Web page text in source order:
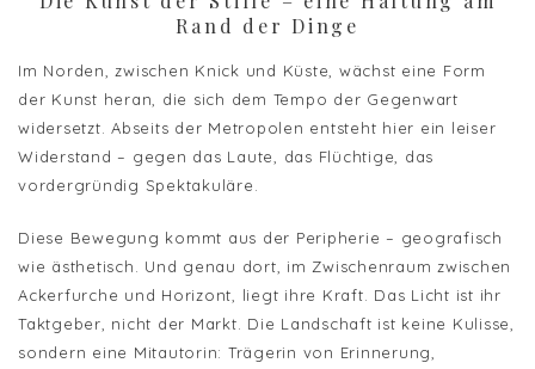
Rand der Dinge
Im Norden, zwischen Knick und Küste, wächst eine Form
der Kunst heran, die sich dem Tempo der Gegenwart
widersetzt. Abseits der Metropolen entsteht hier ein leiser
Widerstand – gegen das Laute, das Flüchtige, das
vordergründig Spektakuläre.
Diese Bewegung kommt aus der Peripherie – geografisch
wie ästhetisch. Und genau dort, im Zwischenraum zwischen
Ackerfurche und Horizont, liegt ihre Kraft. Das Licht ist ihr
Taktgeber, nicht der Markt. Die Landschaft ist keine Kulisse,
sondern eine Mitautorin: Trägerin von Erinnerung,